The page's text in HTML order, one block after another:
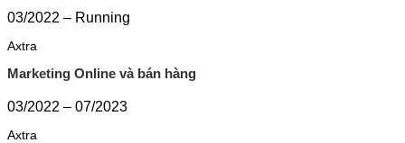
03/2022 – Running
Axtra
Marketing Online và bán hàng
03/2022 – 07/2023
Axtra